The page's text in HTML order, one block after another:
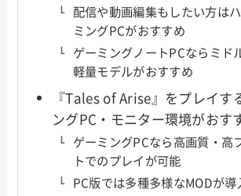
配信や動画編集もしたい方は
ミングPCがおすすめ
ゲーミングノートPCならミド
軽量モデルがおすすめ
『Tales of Arise』をプレイす
ングPC・モニター環境がおす
ゲーミングPCなら高画質・高
トでのプレイが可能
PC版では多種多様なMODが導